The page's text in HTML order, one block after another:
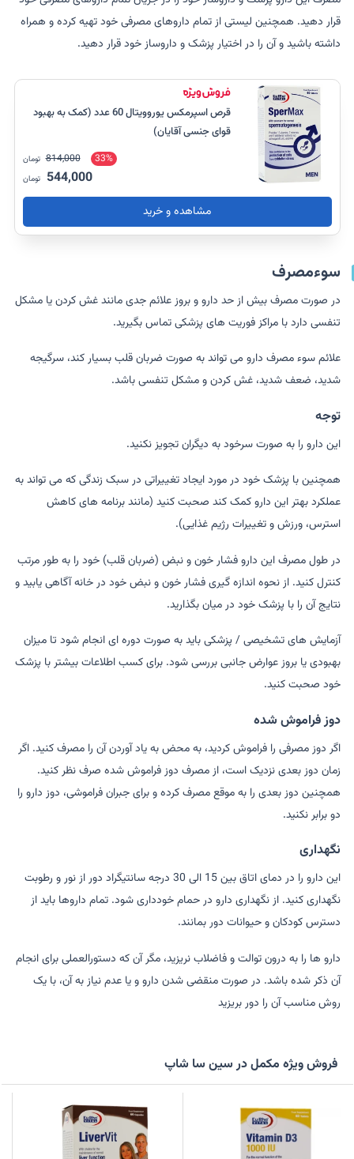
قرار دهید. همچنین لیستی از تمام داروهای مصرفی خود تهیه کرده و همراه
داشته باشید و آن را در اختیار پزشک و داروساز خود قرار دهید.
قرص اسپرمکس یوروویتال 60 عدد (کمک به بهبود
قوای جنسی آقایان)
33%
814,000 تومان
544,000 تومان
مشاهده و خرید
سوءمصرف
در صورت مصرف بیش از حد دارو و بروز علائم جدی مانند غش کردن یا مشکل
تنفسی دارد با مراکز فوریت های پزشکی تماس بگیرید.
علائم سوء مصرف دارو می تواند به صورت ضربان قلب بسیار کند، سرگیجه
شدید، ضعف شدید، غش کردن و مشکل تنفسی باشد.
توجه
این دارو را به صورت سرخود به دیگران تجویز نکنید.
همچنین با پزشک خود در مورد ایجاد تغییراتی در سبک زندگی که می تواند به
عملکرد بهتر این دارو کمک کند صحبت کنید (مانند برنامه های کاهش
استرس، ورزش و تغییرات رژیم غذایی).
در طول مصرف این دارو فشار خون و نبض (ضربان قلب) خود را به طور مرتب
کنترل کنید. از نحوه اندازه گیری فشار خون و نبض خود در خانه آگاهی یابید و
نتایج آن را با پزشک خود در میان بگذارید.
آزمایش های تشخیصی / پزشکی باید به صورت دوره ای انجام شود تا میزان
بهبودی یا بروز عوارض جانبی بررسی شود. برای کسب اطلاعات بیشتر با پزشک
خود صحبت کنید.
دوز فراموش شده
اگر دوز مصرفی را فراموش کردید، به محض به یاد آوردن آن را مصرف کنید. اگر
زمان دوز بعدی نزدیک است، از مصرف دوز فراموش شده صرف نظر کنید.
همچنین دوز بعدی را به موقع مصرف کرده و برای جبران فراموشی، دوز دارو را
دو برابر نکنید.
نگهداری
این دارو را در دمای اتاق بین 15 الی 30 درجه سانتیگراد دور از نور و رطوبت
نگهداری کنید. از نگهداری دارو در حمام خودداری شود. تمام داروها باید از
دسترس کودکان و حیوانات دور بمانند.
دارو ها را به درون توالت و فاضلاب نریزید، مگر آن که دستورالعملی برای انجام
آن ذکر شده باشد. در صورت منقضی شدن دارو و یا عدم نیاز به آن، با یک
روش مناسب آن را دور بریزید
فروش ویژه مکمل در سین سا شاپ